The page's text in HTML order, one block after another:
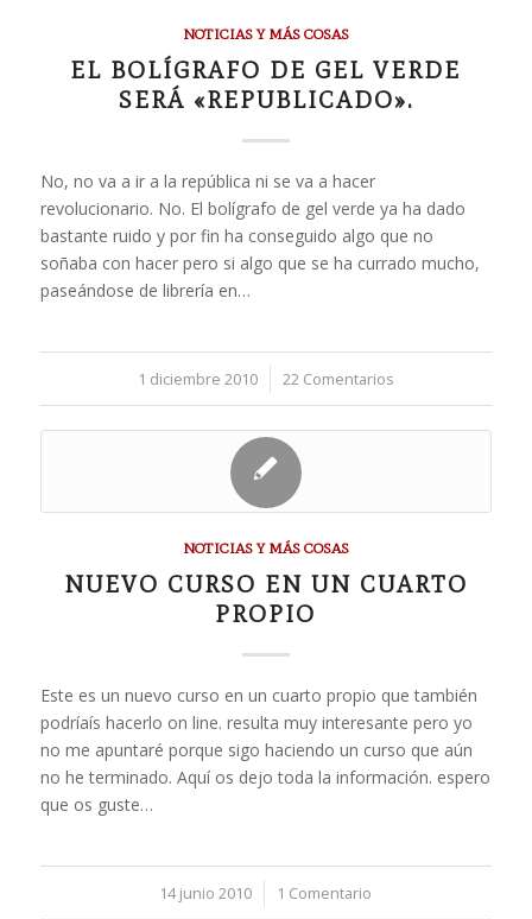
NOTICIAS Y MÁS COSAS
EL BOLÍGRAFO DE GEL VERDE
SERÁ «REPUBLICADO».
No, no va a ir a la república ni se va a hacer
revolucionario. No. El bolígrafo de gel verde ya ha dado
bastante ruido y por fin ha conseguido algo que no
soñaba con hacer pero si algo que se ha currado mucho,
paseándose de librería en…
1 diciembre 2010
/ 22 Comentarios
NOTICIAS Y MÁS COSAS
NUEVO CURSO EN UN CUARTO
PROPIO
Este es un nuevo curso en un cuarto propio que también
podríaís hacerlo on line. resulta muy interesante pero yo
no me apuntaré porque sigo haciendo un curso que aún
no he terminado. Aquí os dejo toda la información. espero
que os guste…
14 junio 2010
/ 1 Comentario